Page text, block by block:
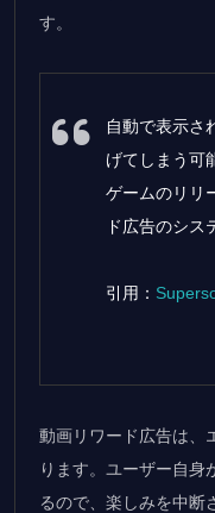
す。
自動で表示さ
げてしまう可
ゲームのリリ
ド広告のシス
引用：
動画リワード広告は、
ります。ユーザー自身
るので、楽しみを中断